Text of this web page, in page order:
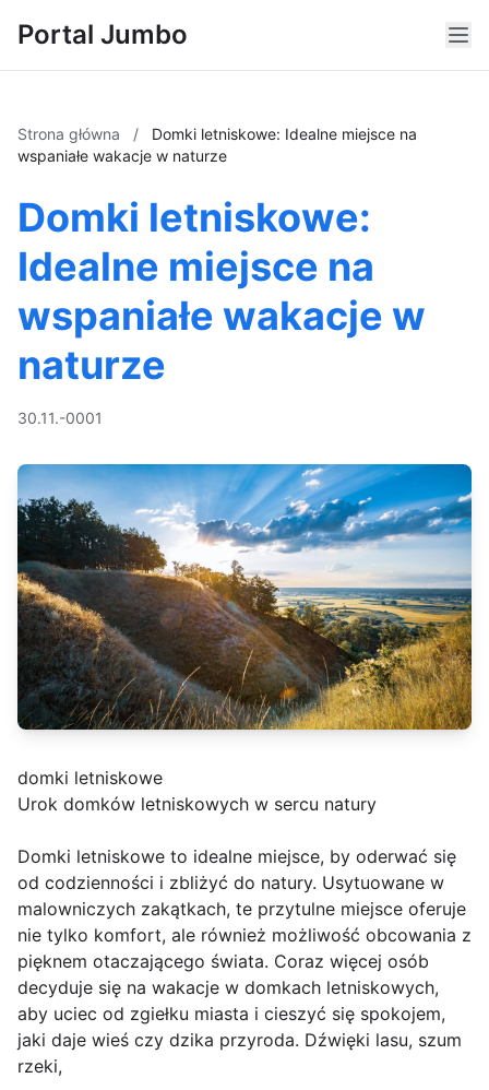
Portal Jumbo
Strona główna /
Domki letniskowe: Idealne miejsce na
wspaniałe wakacje w naturze
Domki letniskowe:
Idealne miejsce na
wspaniałe wakacje w
naturze
30.11.-0001
domki letniskowe
Urok domków letniskowych w sercu natury
Domki letniskowe to idealne miejsce, by oderwać się
od codzienności i zbliżyć do natury. Usytuowane w
malowniczych zakątkach, te przytulne miejsce oferuje
nie tylko komfort, ale również możliwość obcowania z
pięknem otaczającego świata. Coraz więcej osób
decyduje się na wakacje w domkach letniskowych,
aby uciec od zgiełku miasta i cieszyć się spokojem,
jaki daje wieś czy dzika przyroda. Dźwięki lasu, szum
rzeki,